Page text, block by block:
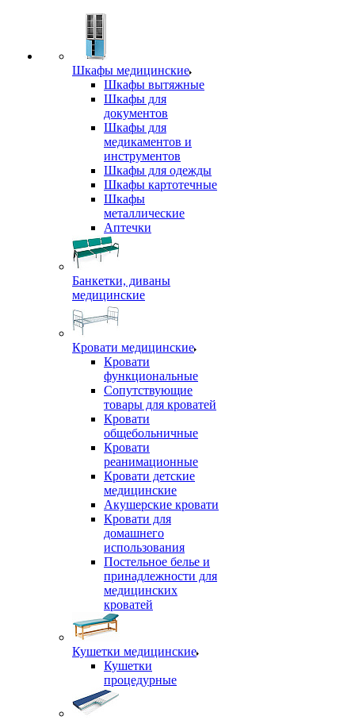
Шкафы медицинские
Шкафы вытяжные
Шкафы для
документов
Шкафы для
медикаментов и
инструментов
Шкафы для одежды
Шкафы картотечные
Шкафы
металлические
Аптечки
Банкетки, диваны
медицинские
Кровати медицинские
Кровати
функциональные
Сопутствующие
товары для кроватей
Кровати
общебольничные
Кровати
реанимационные
Кровати детские
медицинские
Акушерские кровати
Кровати для
домашнего
использования
Постельное белье и
принадлежности для
медицинских
кроватей
Кушетки медицинские
Кушетки
процедурные